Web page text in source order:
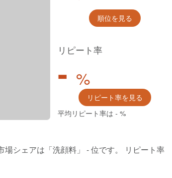
順位を見る
リピート率
- %
リピート率を見る
平均リピート率は - %
シェアは「洗顔料」 -位です。
リピート率